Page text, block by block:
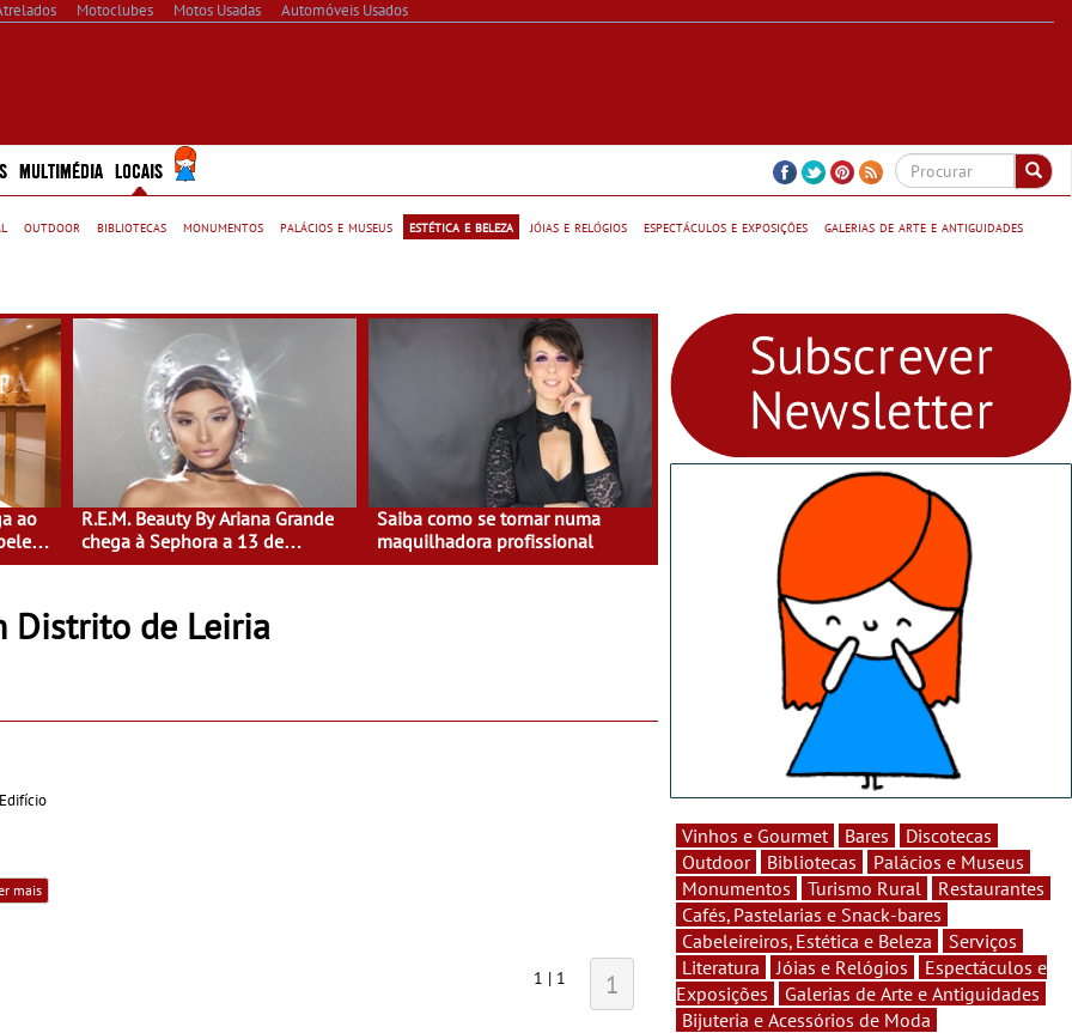
Motoclubes Motos Usadas Automóveis Usados
MULTIMÉDIA LOCAIS
outdoor bibliotecas monumentos palácios e museus estética e beleza jóias e relógios espectáculos e exposições
galerias de arte e antiguidades
ao
R.E.M. Beauty By Ariana Grande
chega à Sephora a 13 de
fevereiro
Saiba como se tornar numa
maquilhadora profissional
Distrito de Leiria
mais
1 | 1 1
Vinhos e Gourmet Bares
Discotecas
Outdoor
Bibliotecas
Palácios e Museus
Monumentos
Turismo Rural
Restaurantes
Cafés, Pastelarias e Snack-bares
Cabeleireiros, Estética e Beleza
Serviços
Literatura
Jóias e Relógios
Espectáculos e
Exposições
Galerias de Arte e Antiguidades
Bijuteria e Acessórios de Moda